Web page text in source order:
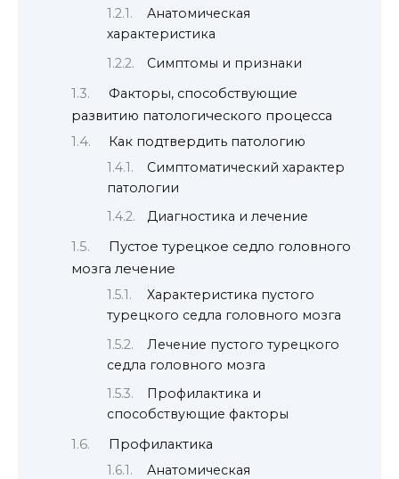
Анатомическая
характеристика
Симптомы и признаки
Факторы, способствующие
развитию патологического процесса
Как подтвердить патологию
Симптоматический характер
патологии
Диагностика и лечение
Пустое турецкое седло головного
мозга лечение
Характеристика пустого
турецкого седла головного мозга
Лечение пустого турецкого
седла головного мозга
Профилактика и
способствующие факторы
Профилактика
Анатомическая